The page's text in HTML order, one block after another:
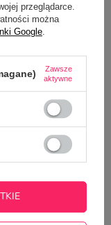
Zestaw
herbatą - Trzeba
małych ludzi
54,50 zł
przeglądarce.
można
Google
Zawsze
aktywne